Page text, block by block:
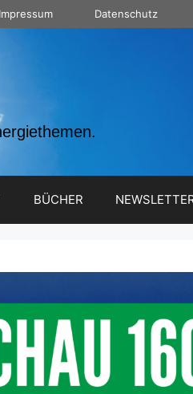
Impressum Datenschutz
BÜCHER